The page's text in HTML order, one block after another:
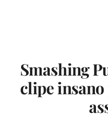
Smashing
clipe insano